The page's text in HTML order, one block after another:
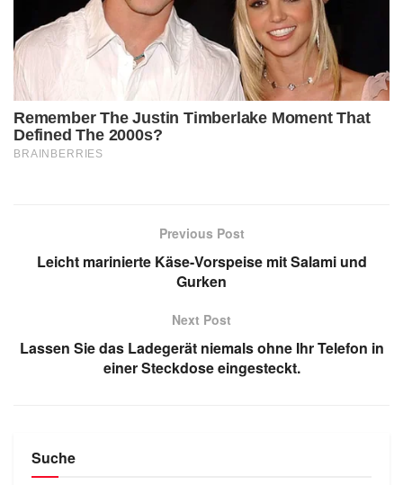
Previous Post
Leicht marinierte Käse-Vorspeise mit Salami und
Gurken
Next Post
Lassen Sie das Ladegerät niemals ohne Ihr Telefon in
einer Steckdose eingesteckt.
Suche